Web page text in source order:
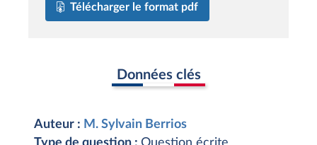
Télécharger le format pdf
Données clés
Auteur : M. Sylvain Berrios